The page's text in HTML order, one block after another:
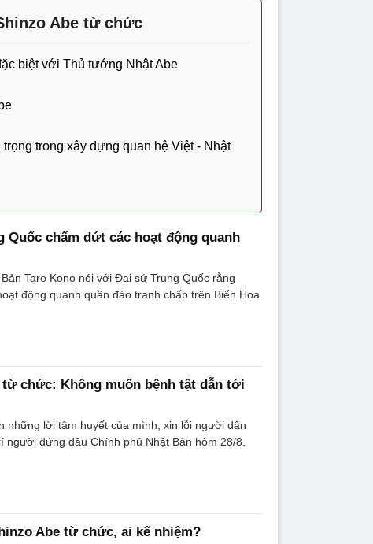
Abe từ chức
biệt với Thủ tướng Nhật Abe
trong xây dựng quan hệ Việt - Nhật
Quốc chấm dứt các hoạt động quanh
Taro Kono nói với Đại sứ Trung Quốc rằng
động quanh quần đảo tranh chấp trên Biển Hoa
chức: Không muốn bệnh tật dẫn tới
những lời tâm huyết của mình, xin lỗi người dân
người đứng đầu Chính phủ Nhật Bản hôm 28/8.
Abe từ chức, ai kế nhiệm?